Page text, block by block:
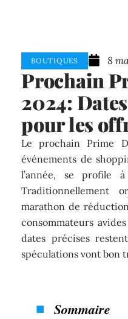
BOUTIQUES 8
Prochain
2024:
pour les
Le prochain Prime
événements de
l’année, se profile
Traditionnellement
marathon de
consommateurs
dates précises
spéculations vont bon
Sommaire